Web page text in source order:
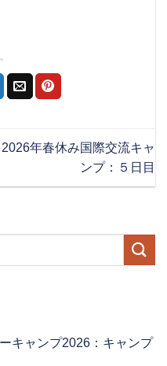
2026年春休み国際交流キャ
ンプ：５日目
キャンプ2026：キャンプ